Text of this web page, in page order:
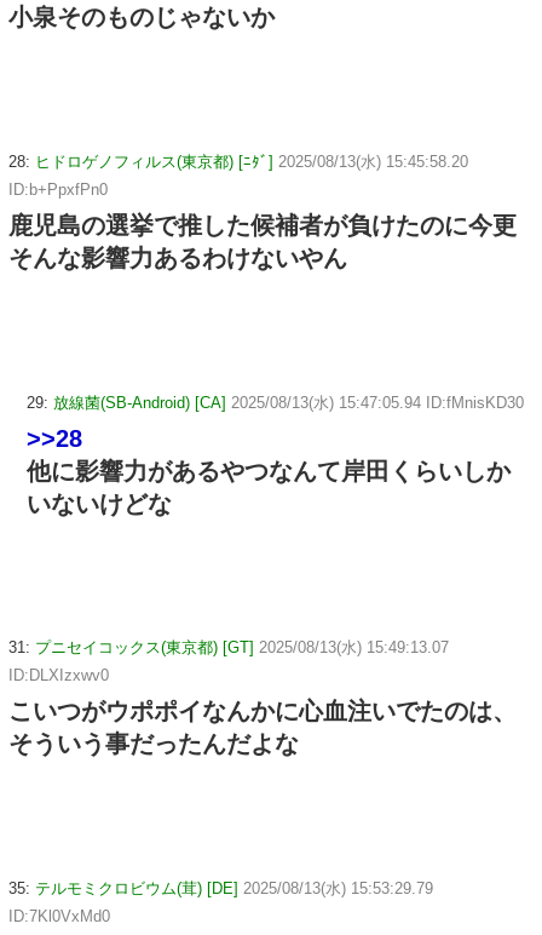
小泉そのものじゃないか
28: ヒドロゲノフィルス(東京都) [ﾆﾀﾞ] 2025/08/13(水) 15:45:58.20
ID:b+PpxfPn0
鹿児島の選挙で推した候補者が負けたのに今更
そんな影響力あるわけないやん
29: 放線菌(SB-Android) [CA] 2025/08/13(水) 15:47:05.94 ID:fMnisKD30
>>28
他に影響力があるやつなんて岸田くらいしか
いないけどな
31: プニセイコックス(東京都) [GT] 2025/08/13(水) 15:49:13.07
ID:DLXIzxwv0
こいつがウポポイなんかに心血注いでたのは、
そういう事だったんだよな
35: テルモミクロビウム(茸) [DE] 2025/08/13(水) 15:53:29.79
ID:7Kl0VxMd0